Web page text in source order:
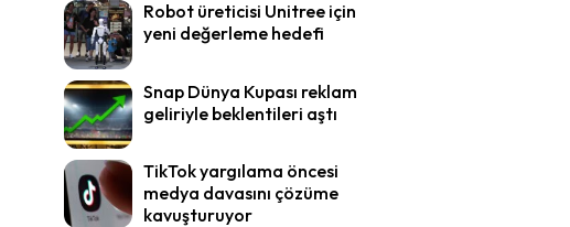
Robot üreticisi Unitree için
yeni değerleme hedefi
Snap Dünya Kupası reklam
geliriyle beklentileri aştı
TikTok yargılama öncesi
medya davasını çözüme
kavuşturuyor